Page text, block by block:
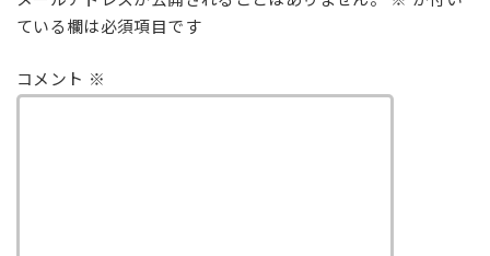
ている欄は必須項目です
コメント ※